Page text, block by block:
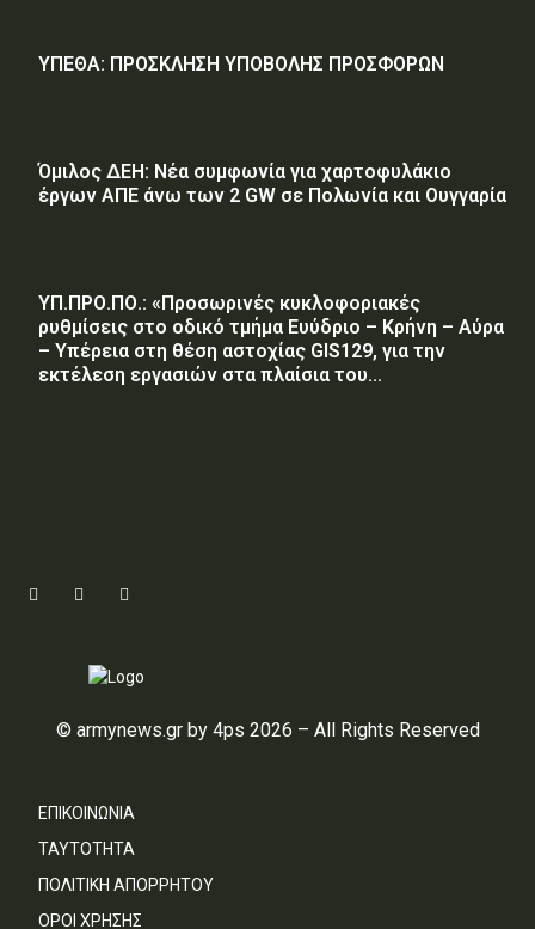
ΥΠΕΘΑ: ΠΡΟΣΚΛΗΣΗ ΥΠΟΒΟΛΗΣ ΠΡΟΣΦΟΡΩΝ
Όμιλος ΔΕΗ: Νέα συμφωνία για χαρτοφυλάκιο
έργων ΑΠΕ άνω των 2 GW σε Πολωνία και Ουγγαρία
ΥΠ.ΠΡΟ.ΠΟ.: «Προσωρινές κυκλοφοριακές
ρυθμίσεις στο οδικό τμήμα Ευύδριο – Κρήνη – Αύρα
– Υπέρεια στη θέση αστοχίας GIS129, για την
εκτέλεση εργασιών στα πλαίσια του...
© armynews.gr by 4ps 2026 – All Rights Reserved
ΕΠΙΚΟΙΝΩΝΙΑ
ΤΑΥΤΟΤΗΤΑ
ΠΟΛΙΤΙΚΗ ΑΠΟΡΡΗΤΟΥ
ΟΡΟΙ ΧΡΗΣΗΣ